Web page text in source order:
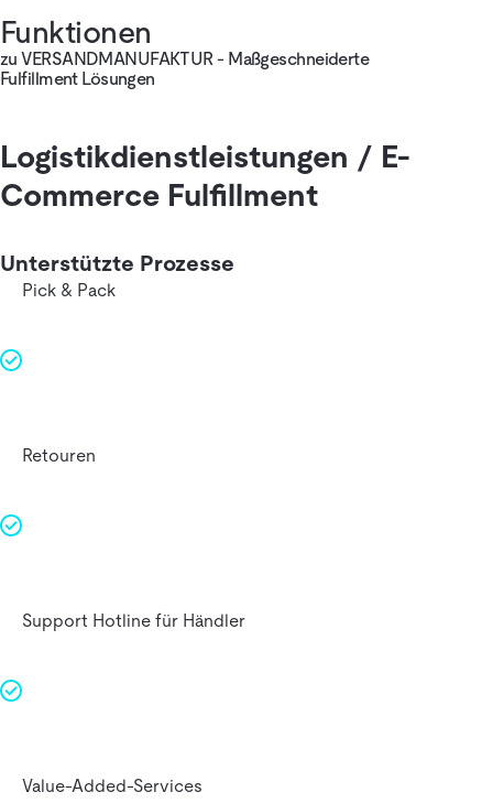
Funktionen
zu VERSANDMANUFAKTUR - Maßgeschneiderte
Fulfillment Lösungen
Logistikdienstleistungen / E-
Commerce Fulfillment
Unterstützte Prozesse
Pick & Pack
Retouren
Support Hotline für Händler
Value-Added-Services